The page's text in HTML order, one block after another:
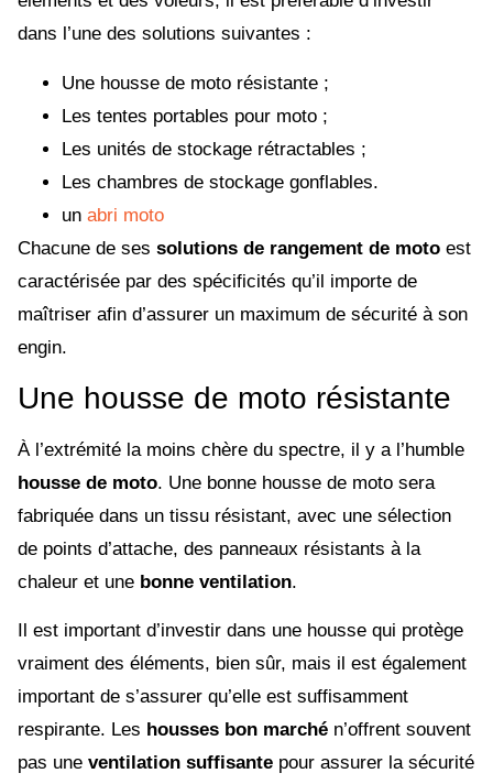
dans l’une des solutions suivantes :
Une housse de moto résistante ;
Les tentes portables pour moto ;
Les unités de stockage rétractables ;
Les chambres de stockage gonflables.
un abri moto
Chacune de ses solutions de rangement de moto est
caractérisée par des spécificités qu’il importe de
maîtriser afin d’assurer un maximum de sécurité à son
engin.
Une housse de moto résistante
À l’extrémité la moins chère du spectre, il y a l’humble
housse de moto. Une bonne housse de moto sera
fabriquée dans un tissu résistant, avec une sélection
de points d’attache, des panneaux résistants à la
chaleur et une bonne ventilation.
Il est important d’investir dans une housse qui protège
vraiment des éléments, bien sûr, mais il est également
important de s’assurer qu’elle est suffisamment
respirante. Les housses bon marché n’offrent souvent
pas une ventilation suffisante pour assurer la sécurité